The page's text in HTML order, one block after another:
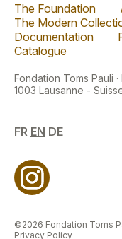
The Foundation
The Modern
Documentation
Catalogue
Fondation Toms Pauli
1003 Lausanne -
FR EN DE
©2026 Fondation Toms
Privacy Policy